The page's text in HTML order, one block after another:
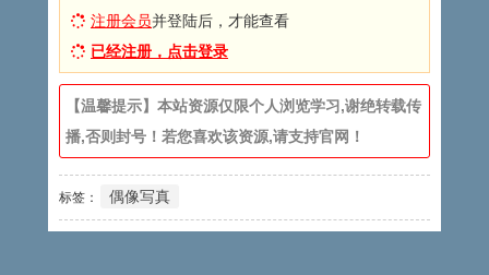
注册会员并登陆后，才能查看
已经注册，点击登录
【温馨提示】本站资源仅限个人浏览学习,谢绝转载传
播,否则封号！若您喜欢该资源,请支持官网！
标签： 偶像写真